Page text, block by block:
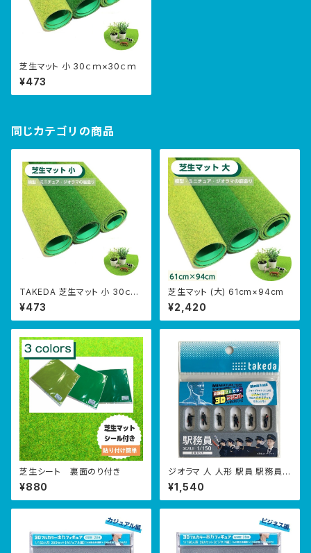
芝生マット 小 30ｃｍ×30ｃｍ
¥473
同じカテゴリの商品
TAKEDA 芝生マット 小 30ｃｍ
×30ｃｍ
¥473
芝生マット (大) 61cm×94cm
¥2,420
芝生シート 裏面のり付き
¥880
ジオラマ 人 人形 駅員 駅務員
人物 ジオラマ人形 1/150 6体入
り３Dカラー 55-0080
¥1,540